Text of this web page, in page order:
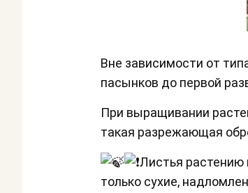
Вне зависимости от
пасынков до первой
При выращивании
такая разрежающая
Листья растению
только сухие,